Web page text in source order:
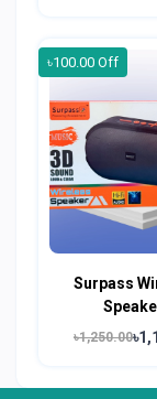
৳100.00 Off
Surpass
৳1,250.00